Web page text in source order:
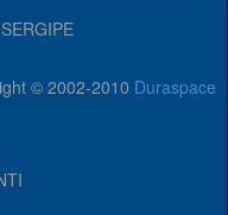
© 2002-2010 Duraspace